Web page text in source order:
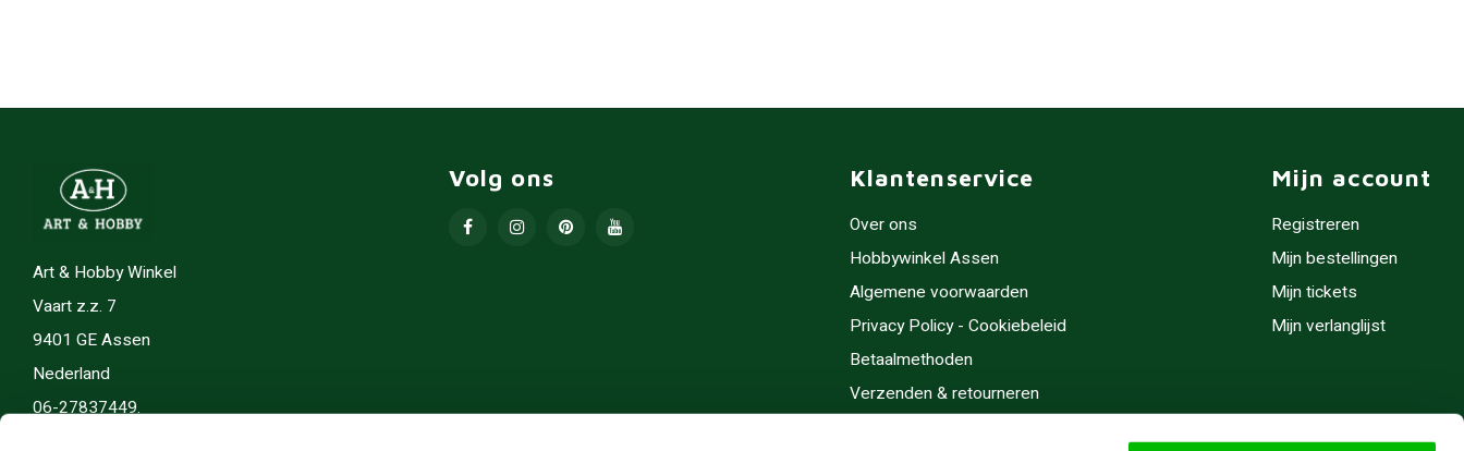
Art & Hobby Winkel
Vaart z.z. 7
9401 GE Assen
Nederland
06-27837449.
Volg ons Klantenservice
Over ons
Hobbywinkel Assen
Algemene voorwaarden
Privacy Policy - Cookiebeleid
Betaalmethoden
Verzenden & retourneren
Mijn account
Registreren
Mijn bestellingen
Mijn tickets
Mijn verlanglijst